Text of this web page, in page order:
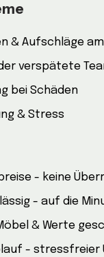
& Aufschläge
verspätete
bei Schäden
& Stress
- keine
- auf die
& Werte
- stressfreier